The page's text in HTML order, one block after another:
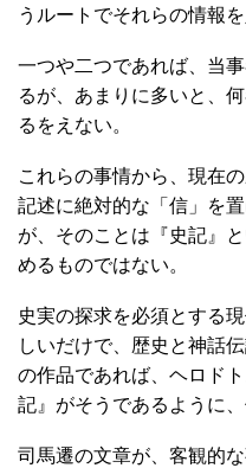
うルートでそれらの情報を
一つや二つであれば、当
るが、あまりに多いと、
るをえない。
これらの事情から、現在
記述に絶対的な「信」を
が、そのことは『史記』
めるものではない。
史実の探求を必須とする
しいだけで、歴史と神話
の作品であれば、ヘロド
記』がそうであるように
司馬遷の文章が、客観的